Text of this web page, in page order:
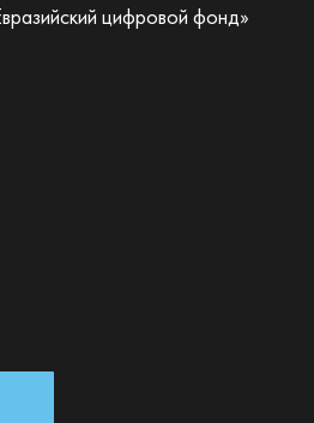
цифровой фонд»